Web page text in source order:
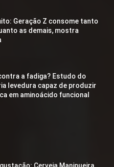
Geração Z consome tanto
as demais, mostra
a fadiga? Estudo do
levedura capaz de produzir
em aminoácido funcional
Cerveja Manipueira